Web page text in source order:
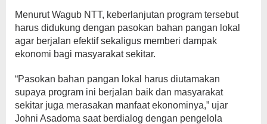
Menurut Wagub NTT, keberlanjutan program tersebut
harus didukung dengan pasokan bahan pangan lokal
agar berjalan efektif sekaligus memberi dampak
ekonomi bagi masyarakat sekitar.
“Pasokan bahan pangan lokal harus diutamakan
supaya program ini berjalan baik dan masyarakat
sekitar juga merasakan manfaat ekonominya,” ujar
Johni Asadoma saat berdialog dengan pengelola